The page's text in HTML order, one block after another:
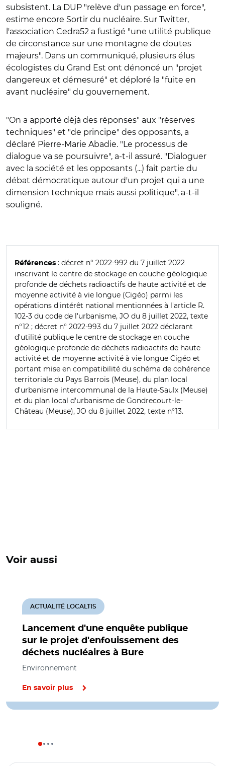
subsistent. La DUP "relève d'un passage en force",
estime encore Sortir du nucléaire. Sur Twitter,
l'association Cedra52 a fustigé "une utilité publique
de circonstance sur une montagne de doutes
majeurs". Dans un communiqué, plusieurs élus
écologistes du Grand Est ont dénoncé un "projet
dangereux et démesuré" et déploré la "fuite en
avant nucléaire" du gouvernement.
"On a apporté déjà des réponses" aux "réserves
techniques" et "de principe" des opposants, a
déclaré Pierre-Marie Abadie. "Le processus de
dialogue va se poursuivre", a-t-il assuré. "Dialoguer
avec la société et les opposants (...) fait partie du
débat démocratique autour d'un projet qui a une
dimension technique mais aussi politique", a-t-il
souligné.
Références : décret n° 2022-992 du 7 juillet 2022
inscrivant le centre de stockage en couche géologique
profonde de déchets radioactifs de haute activité et de
moyenne activité à vie longue (Cigéo) parmi les
opérations d'intérêt national mentionnées à l'article R.
102-3 du code de l'urbanisme, JO du 8 juillet 2022, texte
n°12 ; décret n° 2022-993 du 7 juillet 2022 déclarant
d'utilité publique le centre de stockage en couche
géologique profonde de déchets radioactifs de haute
activité et de moyenne activité à vie longue Cigéo et
portant mise en compatibilité du schéma de cohérence
territoriale du Pays Barrois (Meuse), du plan local
d'urbanisme intercommunal de la Haute-Saulx (Meuse)
et du plan local d'urbanisme de Gondrecourt-le-
Château (Meuse), JO du 8 juillet 2022, texte n°13.
Voir aussi
Lancement d'une enquête publique
sur le projet d'enfouissement des
déchets nucléaires à Bure
ACTUALITÉ LOCALTIS
Environnement
En savoir plus